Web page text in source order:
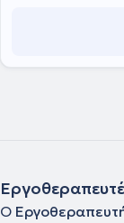
Ο